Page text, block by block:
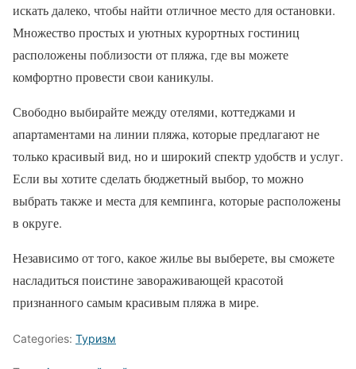
искать далеко, чтобы найти отличное место для остановки.
Множество простых и уютных курортных гостиниц
расположены поблизости от пляжа, где вы можете
комфортно провести свои каникулы.
Свободно выбирайте между отелями, коттеджами и
апартаментами на линии пляжа, которые предлагают не
только красивый вид, но и широкий спектр удобств и услуг.
Если вы хотите сделать бюджетный выбор, то можно
выбрать также и места для кемпинга, которые расположены
в округе.
Независимо от того, какое жилье вы выберете, вы сможете
насладиться поистине завораживающей красотой
признанного самым красивым пляжа в мире.
Categories: Туризм